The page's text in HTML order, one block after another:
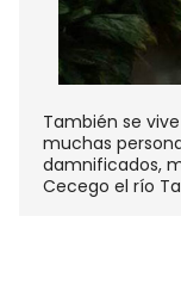
También se
muchas
damnificados,
Cecego el río